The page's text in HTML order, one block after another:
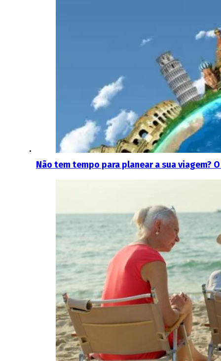
Não tem tempo para planear a sua viagem?